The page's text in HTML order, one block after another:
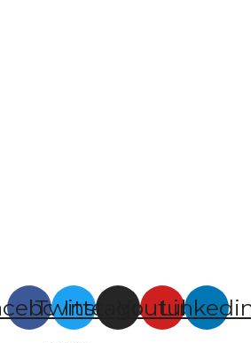
Twitter
Instagram
Youtube